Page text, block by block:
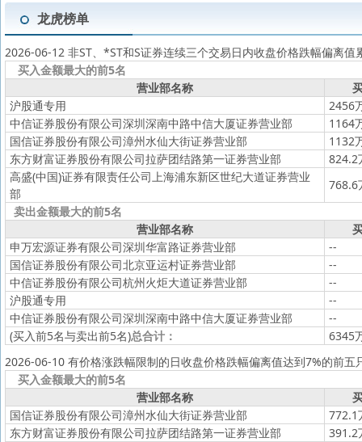
龙虎榜单
2026-06-12 非ST、*ST和S证券连续三个交易日内收盘价格跌幅偏离值
买入金额最大的前5名
营业部名称
沪股通专用
2456
中信证券股份有限公司深圳深南中路中信大厦证券营业部
1164
国信证券股份有限公司漳州水仙大街证券营业部
1132
东方财富证券股份有限公司拉萨团结路第一证券营业部
824.2
高盛(中国)证券有限责任公司上海浦东新区世纪大道证券营业
部
768.6
卖出金额最大的前5名
营业部名称
申万宏源证券有限公司深圳华富路证券营业部
--
国信证券股份有限公司北京亚运村证券营业部
--
中信证券股份有限公司杭州火炬大道证券营业部
--
沪股通专用
--
中信证券股份有限公司深圳深南中路中信大厦证券营业部
--
(买入前5名与卖出前5名)总合计：
6345
2026-06-10 有价格涨跌幅限制的日收盘价格跌幅偏离值达到7%的前五
买入金额最大的前5名
营业部名称
国信证券股份有限公司漳州水仙大街证券营业部
772.1
东方财富证券股份有限公司拉萨团结路第一证券营业部
391.2